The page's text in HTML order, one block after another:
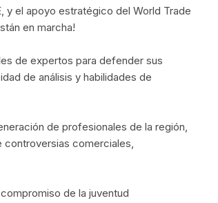
y el apoyo estratégico del World Trade
en marcha!
de expertos para defender sus
de análisis y habilidades de
de profesionales de la región,
controversias comerciales,
de la juventud